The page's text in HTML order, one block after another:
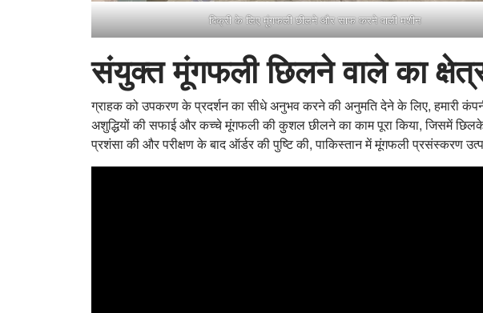
बिक्री के लिए मूंगफली छीलने और साफ करने वाली मशीन
संयुक्त मूंगफली छिलने वाले का क्षेत्र
ग्राहक को उपकरण के प्रदर्शन का सीधे अनुभव करने की अनुमति देने के लिए, हमारी
अशुद्धियों की सफाई और कच्चे मूंगफली की कुशल छीलने का काम पूरा किया, जिसमें
प्रशंसा की और परीक्षण के बाद ऑर्डर की पुष्टि की, पाकिस्तान में मूंगफली प्रसंस्करण